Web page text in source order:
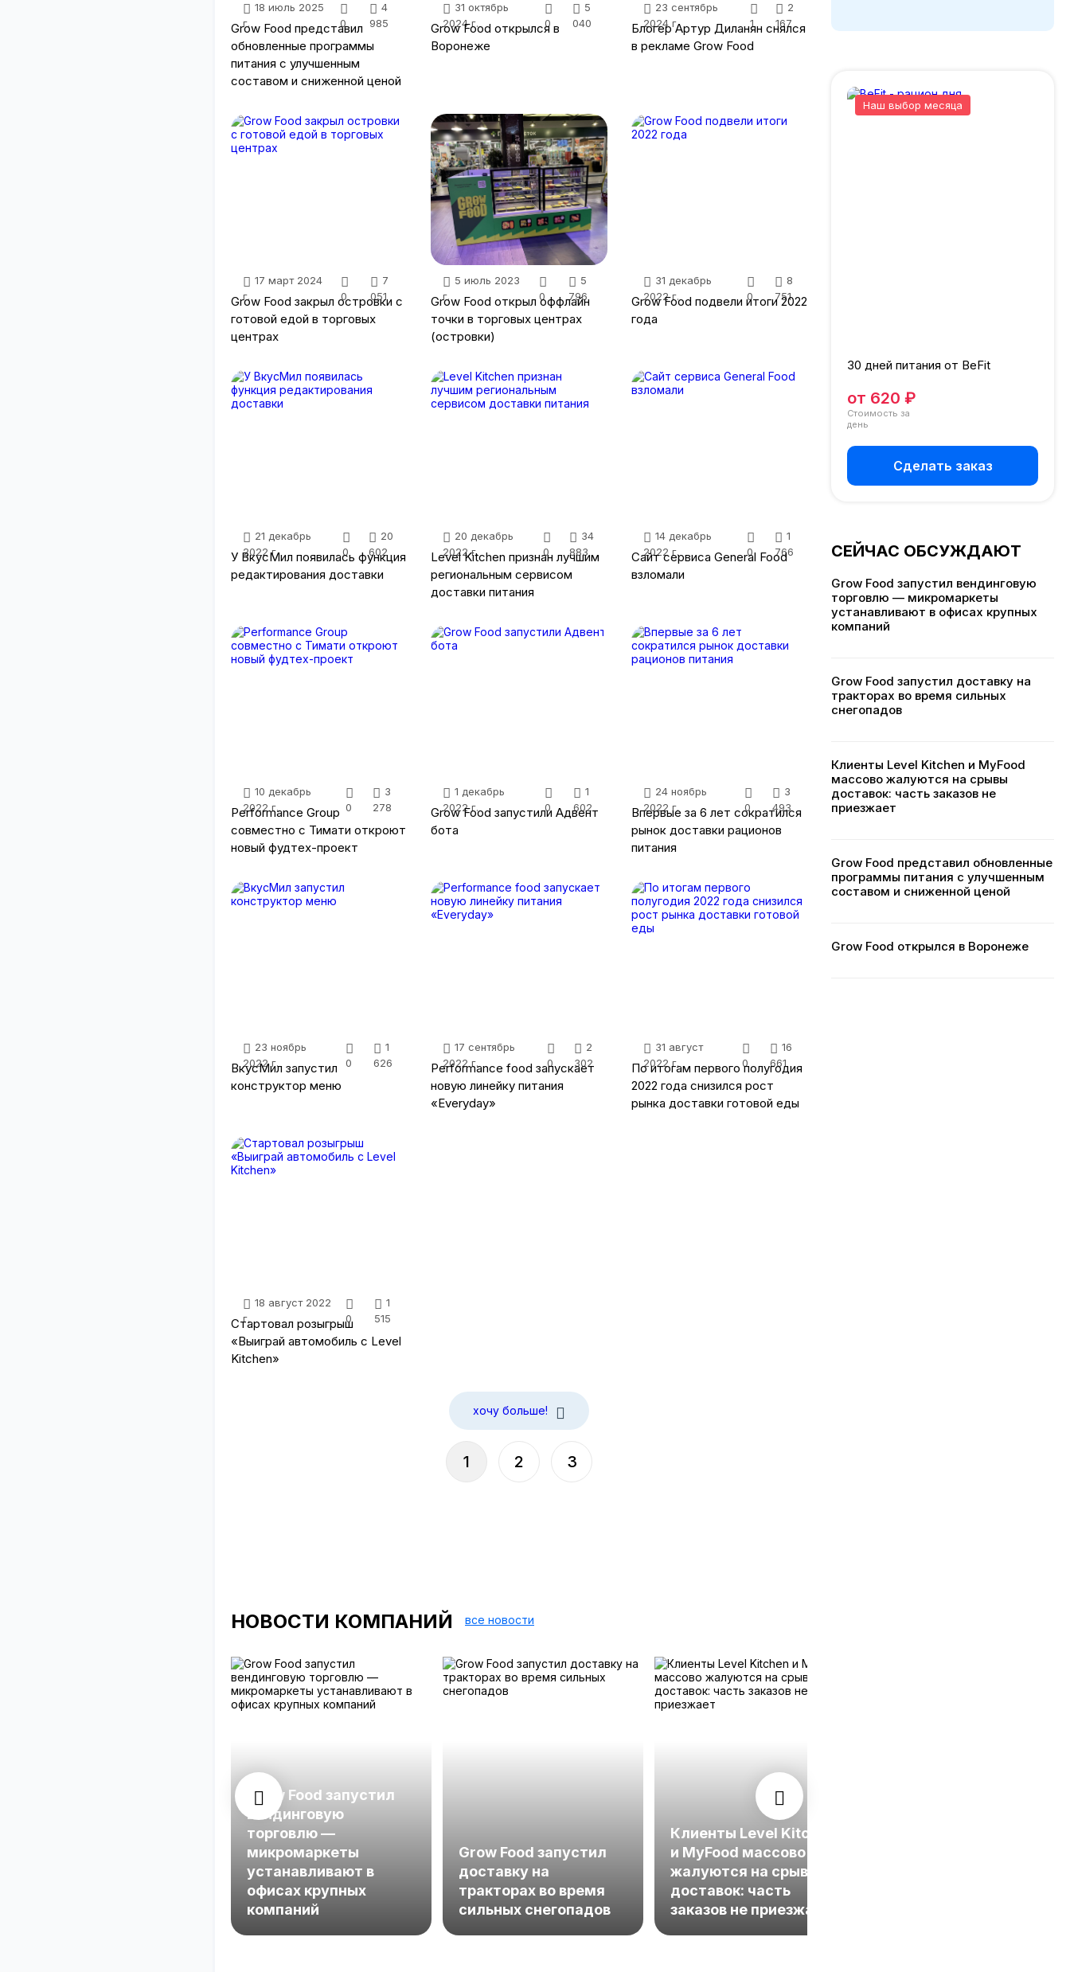
18 июль 2025
г.
0
4
985
Grow Food представил
обновленные программы
питания с улучшенным
составом и сниженной ценой
31 октябрь
2024 г.
0
5
040
Grow Food открылся в
Воронеже
23 сентябрь
2024 г.
1
2
167
Блогер Артур Диланян снялся
в рекламе Grow Food
17 март 2024
г.
0
7
051
Grow Food закрыл островки с
готовой едой в торговых
центрах
5 июль 2023
г.
0
5
796
Grow Food открыл оффлайн
точки в торговых центрах
(островки)
31 декабрь
2022 г.
0
8
751
Grow Food подвели итоги 2022
года
21 декабрь
2022 г.
0
20
602
У ВкусМил появилась функция
редактирования доставки
20 декабрь
2022 г.
0
34
883
Level Kitchen признан лучшим
региональным сервисом
доставки питания
14 декабрь
2022 г.
0
1
766
Сайт сервиса General Food
взломали
10 декабрь
2022 г.
0
3
278
Performance Group
совместно с Тимати откроют
новый фудтех-проект
1 декабрь
2022 г.
0
1
602
Grow Food запустили Адвент
бота
24 ноябрь
2022 г.
0
3
493
Впервые за 6 лет сократился
рынок доставки рационов
питания
23 ноябрь
2022 г.
0
1
626
ВкусМил запустил
конструктор меню
17 сентябрь
2022 г.
0
2
302
Performance food запускает
новую линейку питания
«Everyday»
31 август
2022 г.
0
16
661
По итогам первого полугодия
2022 года снизился рост
рынка доставки готовой еды
18 август 2022
г.
0
1
515
Стартовал розыгрыш
«Выиграй автомобиль с Level
Kitchen»
хочу больше!
1 2 3
НОВОСТИ КОМПАНИЙ все новости
Grow Food запустил
вендинговую
торговлю —
микромаркеты
устанавливают в
офисах крупных
компаний
Grow Food запустил
доставку на
тракторах во время
сильных снегопадов
Клиенты Level Kitchen
и MyFood массово
жалуются на срывы
доставок: часть
заказов не приезжает
Наш выбор месяца
30 дней питания от BeFit
от 620 ₽
Стоимость за
день
Сделать заказ
СЕЙЧАС ОБСУЖДАЮТ
Grow Food запустил вендинговую
торговлю — микромаркеты
устанавливают в офисах крупных
компаний
Grow Food запустил доставку на
тракторах во время сильных
снегопадов
Клиенты Level Kitchen и MyFood
массово жалуются на срывы
доставок: часть заказов не
приезжает
Grow Food представил обновленные
программы питания с улучшенным
составом и сниженной ценой
Grow Food открылся в Воронеже